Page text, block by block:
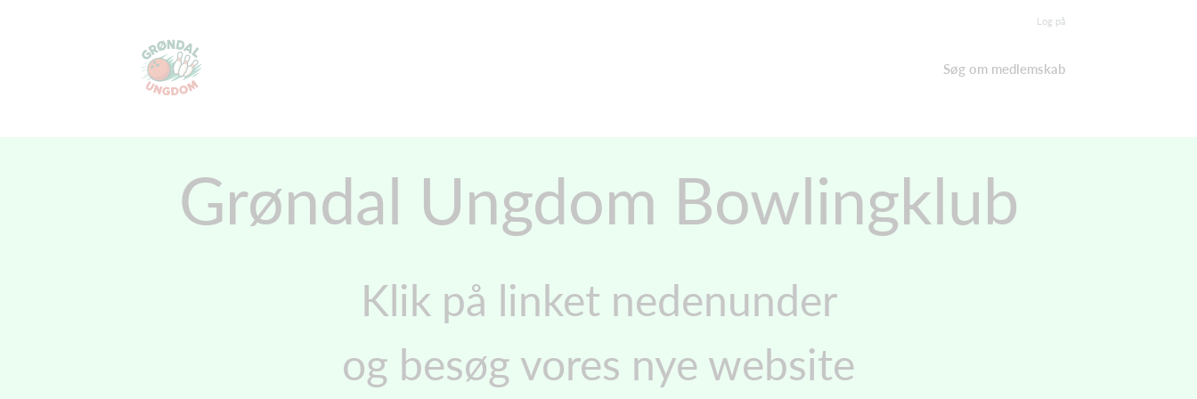
Log på
Søg om medlemskab
Grøndal Ungdom Bowlingklub
Klik på linket nedenunder
og besøg vores nye website